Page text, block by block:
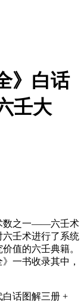
》白话
壬大
数之一——六壬术
壬术进行了系统
值的六壬典籍。
一书收录其中，
话图解三册 +